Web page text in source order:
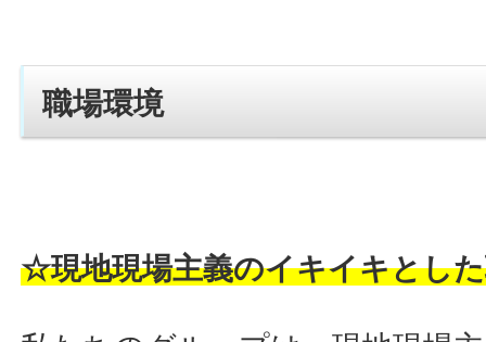
職場環境
☆現地現場主義のイキイキとし